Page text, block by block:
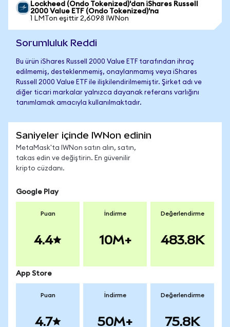
Lockheed (Ondo Tokenized)'dan iShares Russell
2000 Value ETF (Ondo Tokenized)'na
1 LMTon eşittir 2,6098 IWNon
Sorumluluk Reddi
Bu ürün iShares Russell 2000 Value ETF tarafından ihraç
edilmemiş, desteklenmemiş, onaylanmamış veya iShares
Russell 2000 Value ETF ile ilişkilendirilmemiştir. Şirket adı ve
diğer ticari markalar yalnızca dayanak referans varlığını
tanımlamak amacıyla kullanılmaktadır.
Saniyeler içinde IWNon edinin
MetaMask'ta IWNon satın alın, satın,
takas edin ve değiştirin. En güvenilir
kripto cüzdanı.
Google Play
Puan
4.4
İndirme
10M+
Değerlendirme
483.8K
App Store
Puan
4.7
İndirme
50M+
Değerlendirme
75.8K